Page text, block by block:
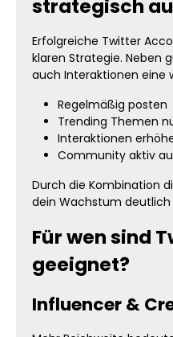
strategisch
Erfolgreiche Twitter
klaren Strategie. Neben
auch Interaktionen eine
Regelmäßig posten
Trending Themen
Interaktionen
Community aktiv
Durch die Kombination
dein Wachstum deutlich
Für wen sind
geeignet?
Influencer &